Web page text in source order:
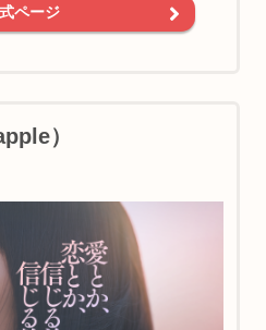
ページ
）